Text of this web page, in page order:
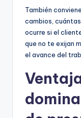
También
cambios,
ocurre si el
que no te exijan
el avance del